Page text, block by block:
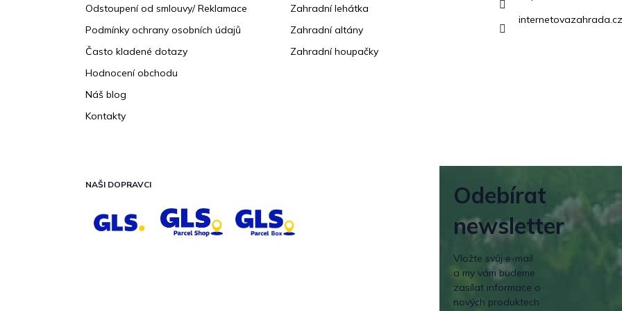
Odstoupení od smlouvy/ Reklamace
Podmínky ochrany osobních údajů
Často kladené dotazy
Hodnocení obchodu
Náš blog
Kontakty
Zahradní lehátka
Zahradní altány
Zahradní houpačky
NAŠI DOPRAVCI
Odebírat
newsletter
Vložte svůj e-mail
a my vám budeme
zasílat informace o
nových produktech